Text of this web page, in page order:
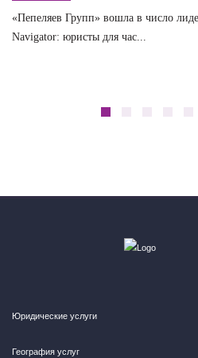
«Пепеляев Групп» вошла в число
Navigator: юристы для час...
Юридические услуги
География услуг